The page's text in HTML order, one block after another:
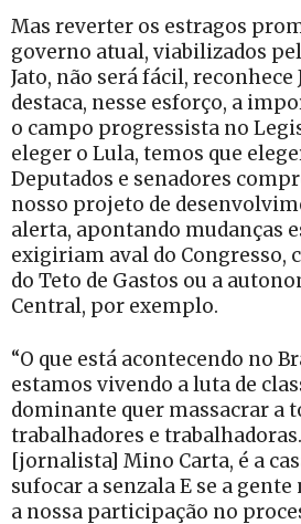
Mas reverter os estragos
governo atual, viabilizados
Jato, não será fácil, reconhece
destaca, nesse esforço, a
o campo progressista no
eleger o Lula, temos que
Deputados e senadores
nosso projeto de
alerta, apontando mudanças
exigiriam aval do Congresso,
do Teto de Gastos ou a
Central, por exemplo.
“O que está acontecendo no
estamos vivendo a luta de
dominante quer massacrar a
trabalhadores e
[jornalista] Mino Carta, é a
sufocar a senzala E se a
a nossa participação no